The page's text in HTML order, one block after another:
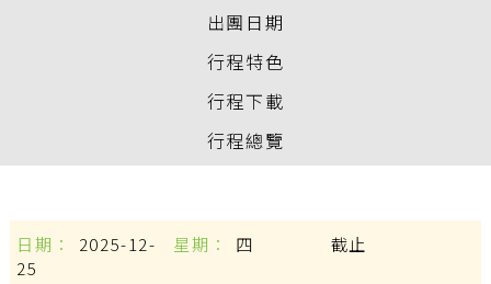
出團日期
行程特色
行程下載
行程總覽
2025-12-
25
四 截止